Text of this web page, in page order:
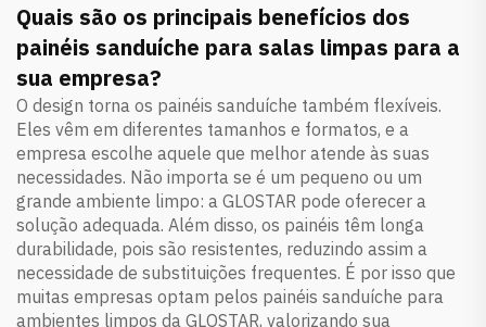
Quais são os principais benefícios dos
painéis sanduíche para salas limpas para a
sua empresa?
O design torna os painéis sanduíche também flexíveis.
Eles vêm em diferentes tamanhos e formatos, e a
empresa escolhe aquele que melhor atende às suas
necessidades. Não importa se é um pequeno ou um
grande ambiente limpo: a GLOSTAR pode oferecer a
solução adequada. Além disso, os painéis têm longa
durabilidade, pois são resistentes, reduzindo assim a
necessidade de substituições frequentes. É por isso que
muitas empresas optam pelos painéis sanduíche para
ambientes limpos da GLOSTAR, valorizando sua